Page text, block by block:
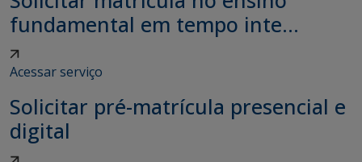
fundamental em tempo inte...
Acessar serviço
Solicitar pré-matrícula presencial e
digital